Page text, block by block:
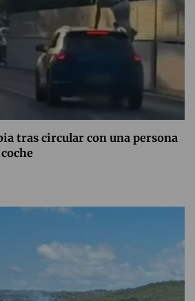
tras circular con una persona